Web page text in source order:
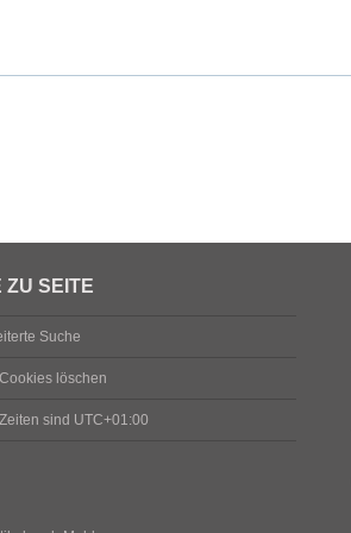
ZU SEITE
Suche
löschen
sind UTC+01:00